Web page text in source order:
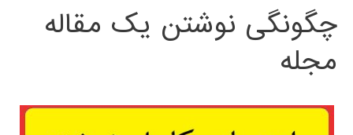
چگونگی نوشتن یک مقاله
مجله